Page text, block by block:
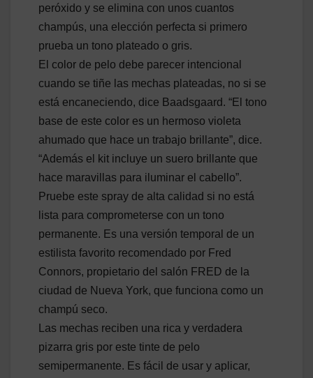
peróxido y se elimina con unos cuantos
champús, una elección perfecta si primero
prueba un tono plateado o gris.
El color de pelo debe parecer intencional
cuando se tiñe las mechas plateadas, no si se
está encaneciendo, dice Baadsgaard. “El tono
base de este color es un hermoso violeta
ahumado que hace un trabajo brillante”, dice.
“Además el kit incluye un suero brillante que
hace maravillas para iluminar el cabello”.
Pruebe este spray de alta calidad si no está
lista para comprometerse con un tono
permanente. Es una versión temporal de un
estilista favorito recomendado por Fred
Connors, propietario del salón FRED de la
ciudad de Nueva York, que funciona como un
champú seco.
Las mechas reciben una rica y verdadera
pizarra gris por este tinte de pelo
semipermanente. Es fácil de usar y aplicar,